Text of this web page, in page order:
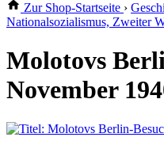
Zur Shop-Startseite ›
Nationalsozialismus, Zweiter
Molotovs
November